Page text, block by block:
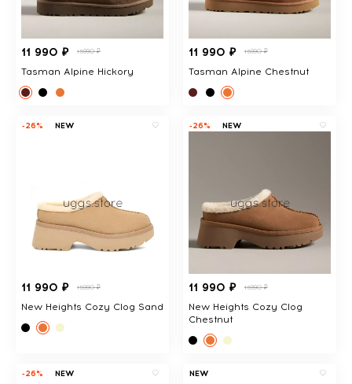
11 990 ₽ 15990 ₽
Tasman Alpine Hickory
11 990 ₽ 15990 ₽
Tasman Alpine Chestnut
-26% NEW
11 990 ₽ 15990 ₽
New Heights Cozy Clog Sand
-26% NEW
11 990 ₽ 15990 ₽
New Heights Cozy Clog
Chestnut
-26% NEW NEW